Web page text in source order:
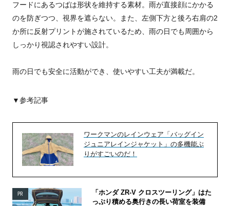
フードにあるつばは形状を維持する素材。雨が直接顔にかかる
のを防ぎつつ、視界を遮らない。また、左側下方と後ろ右肩の2
か所に反射プリントが施されているため、雨の日でも周囲から
しっかり視認されやすい設計。
雨の日でも安全に活動ができ、使いやすい工夫が満載だ。
▼参考記事
ワークマンのレインウェア「バッグイン
ジュニアレインジャケット」の多機能ぶ
りがすごいのだ！
PR
「ホンダ ZR-V クロスツーリング」はた
っぷり積める奥行きの長い荷室を装備